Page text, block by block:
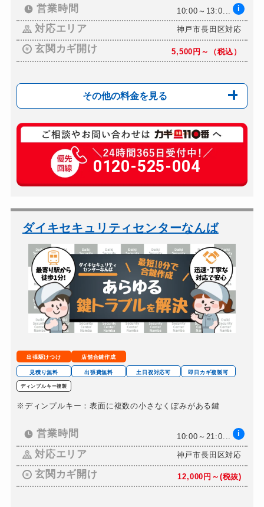
営業時間 10:00～13:0... i
対応エリア 神戸市長田区対応
玄関カギ開け 5,500円～（税込）
その他の料金を見る
玄関カギ複製 650円(税込)～
玄関カギ開け 5,500円～（税込）
玄関カギ修理 5,500円～（税込）
車カギ開け 5,500円～（税込）
バイクカギ開け 5,500円～（税込）
バイクカギ作成 8,800円～（税込）
スーツケースカギ開け 5,500円～（税込）
金庫カギ開け 11,000円～（税込）
ロッカーカギ開け 5,500円～（税込）
ドアノブカギ開け
ドアノブカギ交換 8,800円～（税込）
0120-525-004
ダイキセキュリティセンターなんば
出張駆けつけ 店舗合鍵作成
見積り無料 出張費無料 土日祝対応可 即日カギ複製可
ディンプルキー複製
※ディンプルキー：表面に複数の小さなくぼみがある鍵
営業時間 10:00～21:0... i
対応エリア 神戸市長田区対応
玄関カギ開け 12,000円～(税抜)